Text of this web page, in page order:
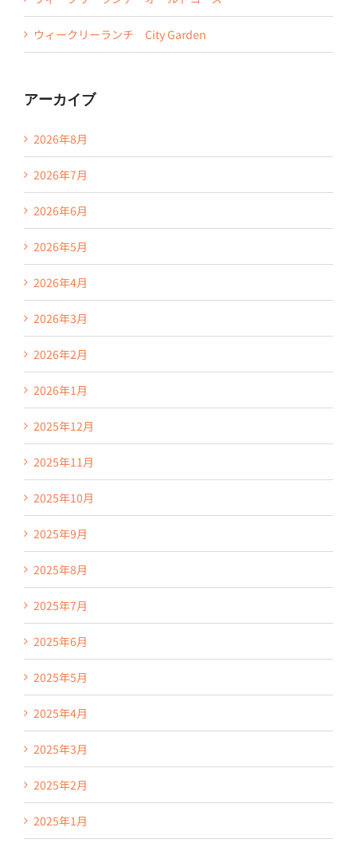
ウィークリーランチ City Garden
アーカイブ
2026年8月
2026年7月
2026年6月
2026年5月
2026年4月
2026年3月
2026年2月
2026年1月
2025年12月
2025年11月
2025年10月
2025年9月
2025年8月
2025年7月
2025年6月
2025年5月
2025年4月
2025年3月
2025年2月
2025年1月